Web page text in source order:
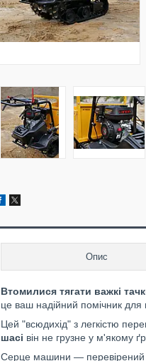
Опис
Втомилися тягати важкі
це ваш надійний помічник для
Цей "всюдихід" з легкістю
шасі він не грузне у м'якому
Серце машини — перевірений